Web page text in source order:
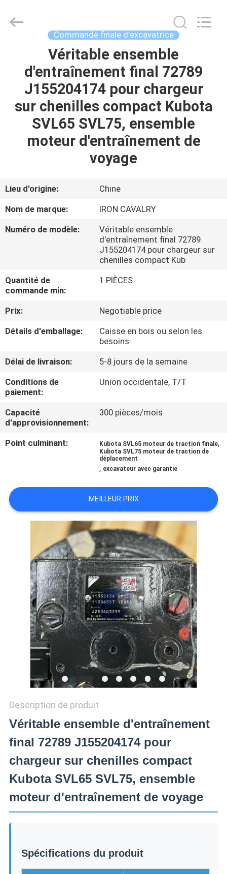
APERÇU
PRODUITS
VIDÉOS
A
PROPOS
DE
VISITE
D'USINE
CONTRÔLE
LA
QUALITÉ
CONTACT
TOUS
LES
DEMANDE
DE
SOUMISSION
SITEMAP
POLITIQUE
CONFIDENTIALITÉ
Machinery
Commande finale d'excavatrice
Véritable ensemble
d'entraînement final 72789
J155204174 pour chargeur
sur chenilles compact Kubota
SVL65 SVL75, ensemble
moteur d'entraînement de
voyage
Lieu d'origine:
Chine
Nom de marque:
IRON CAVALRY
Numéro de modèle:
Véritable ensemble
d'entraînement final 72789
J155204174 pour chargeur sur
chenilles compact Kub
Quantité de
commande min:
1 PIÈCES
Prix:
Negotiable price
Détails d'emballage:
Caisse en bois ou selon les
besoins
Délai de livraison:
5-8 jours de la semaine
Conditions de
paiement:
Union occidentale, T/T
Capacité
d'approvisionnement:
300 pièces/mois
Point culminant: Kubota SVL65 moteur de traction finale,
Kubota SVL75 moteur de traction de
déplacement
, excavateur avec garantie
MEILLEUR PRIX
Description de produit
Véritable ensemble d'entraînement
final 72789 J155204174 pour
chargeur sur chenilles compact
Kubota SVL65 SVL75, ensemble
moteur d'entraînement de voyage
Spécifications du produit